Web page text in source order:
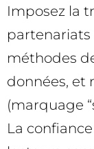
Imposez la
partenariats
méthodes
données, et
(marquage
La